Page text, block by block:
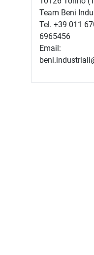
Team Beni
Tel. +39 011
6965456
Email: